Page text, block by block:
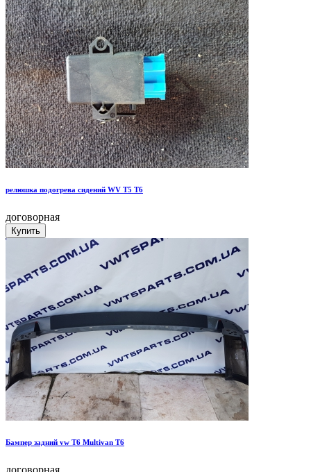
релюшка подогрева сидений WV T5 T6
договорная
Бампер задний vw T6 Multivan Т6